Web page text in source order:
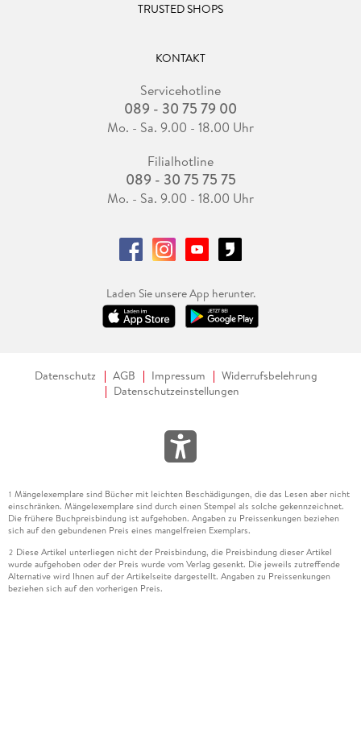
TRUSTED SHOPS
KONTAKT
Servicehotline
089 - 30 75 79 00
Mo. - Sa. 9.00 - 18.00 Uhr
Filialhotline
089 - 30 75 75 75
Mo. - Sa. 9.00 - 18.00 Uhr
Laden Sie unsere App herunter.
Datenschutz AGB Impressum
Widerrufsbelehrung
Datenschutzeinstellungen
1 Mängelexemplare sind Bücher mit leichten Beschädigungen, die das Lesen aber nicht
einschränken. Mängelexemplare sind durch einen Stempel als solche gekennzeichnet.
Die frühere Buchpreisbindung ist aufgehoben. Angaben zu Preissenkungen beziehen
sich auf den gebundenen Preis eines mangelfreien Exemplars.
2 Diese Artikel unterliegen nicht der Preisbindung, die Preisbindung dieser Artikel
wurde aufgehoben oder der Preis wurde vom Verlag gesenkt. Die jeweils zutreffende
Alternative wird Ihnen auf der Artikelseite dargestellt. Angaben zu Preissenkungen
beziehen sich auf den vorherigen Preis.